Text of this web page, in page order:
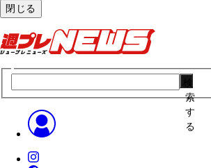
閉じる
索
す
る